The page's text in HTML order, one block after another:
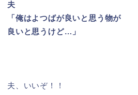
夫
「俺はよつばが良いと思う物が
良いと思うけど…」
夫、いいぞ！！